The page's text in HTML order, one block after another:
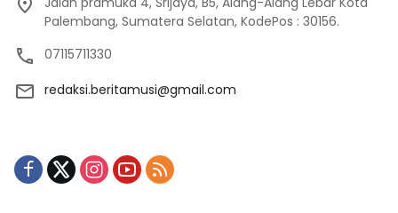
Palembang, Sumatera Selatan, KodePos : 30156.
07115711330
redaksi.beritamusi@gmail.com